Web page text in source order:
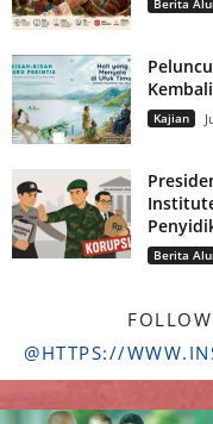
Berita
Kajian
Berita